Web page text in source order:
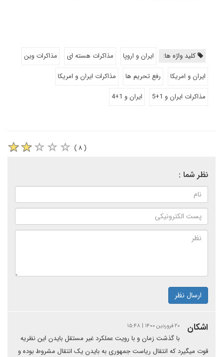
کلید واژه ها: ایران و اروپا مذاکرات هسته ای
مذاکرات وین
ایران و امریکا
رفع تحریم ها
مذاکرات ایران و امریکا
مذاکرات ایران و 1+5
ایران و 1+4
( ۸ )
نظر شما :
ارسال نظر
اشکان ۲۰ فروردین ۱۴۰۰ | ۱۵:۴۸
با گذشت زمان و با رویت عملکرد غیر مستقل بایدن این نظریه
قوت میگیرد که انتقال ریاست جمهوری به بایدن یک انتقال مشروط بوده و